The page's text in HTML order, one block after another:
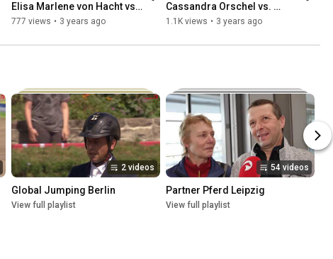
Elisa Marlene von Hacht vs.
Carsten-Otto Nagel
777 views • 3 years ago
Cassandra Orschel vs.
André Thieme
1.1K views • 3 years ago
2 videos
Global Jumping Berlin
View full playlist
54 videos
Partner Pferd Leipzig
View full playlist